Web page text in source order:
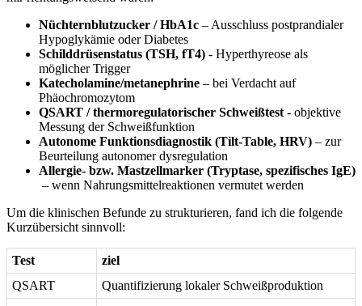
Nüchternblutzucker /‌ HbA1c – Ausschluss postprandialer
Hypoglykämie oder Diabetes
Schilddrüsenstatus (TSH, fT4) ‌- Hyperthyreose als
möglicher⁤ Trigger
Katecholamine/metanephrine – ‍bei‍ Verdacht auf ​
Phäochromozytom
QSART ⁢/⁤ thermoregulatorischer Schweißtest ​- objektive
Messung der Schweißfunktion
Autonome Funktionsdiagnostik (Tilt‑Table,‌ HRV) – zur
Beurteilung autonomer dysregulation
Allergie- bzw. Mastzellmarker (Tryptase, spezifisches IgE)
​ – wenn Nahrungsmittelreaktionen vermutet werden
Um die klinischen Befunde zu strukturieren, ⁣fand ich die folgende
Kurzübersicht sinnvoll:
Test
ziel
QSART
Quantifizierung‌ lokaler Schweißproduktion